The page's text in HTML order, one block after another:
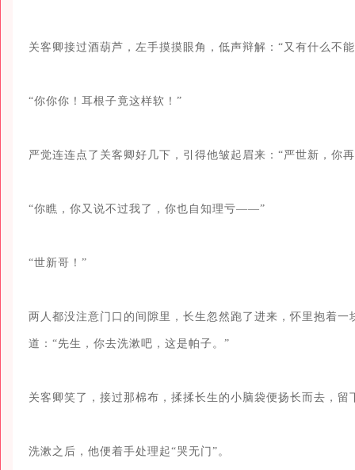
关客卿接过酒葫芦，左手摸摸眼角，低声辩解：“又有什么不
“你你你！耳根子竟这样软！”
严觉连连点了关客卿好几下，引得他皱起眉来：“严世新，你
“你瞧，你又说不过我了，你也自知理亏——”
“世新哥！”
两人都没注意门口的间隙里，长生忽然跑了进来，怀里抱着
道：“先生，你去洗漱吧，这是帕子。”
关客卿笑了，接过那棉布，揉揉长生的小脑袋便扬长而去，留
洗漱之后，他便着手处理起“哭无门”。